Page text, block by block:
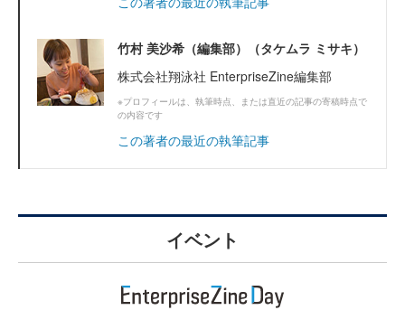
竹村 美沙希（編集部）（タケムラ ミサキ）
株式会社翔泳社 EnterpriseZine編集部
※プロフィールは、執筆時点、または直近の記事の寄稿時点で
の内容です
この著者の最近の執筆記事
イベント